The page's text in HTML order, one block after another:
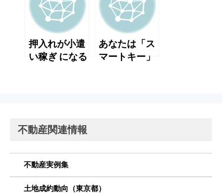
押入れが小遣
い稼ぎ になる
あなたは「ス
マートキー」
不動産関連情報
不動産実例集
土地成約動向（東京都）